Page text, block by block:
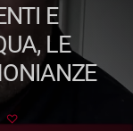
E
LE